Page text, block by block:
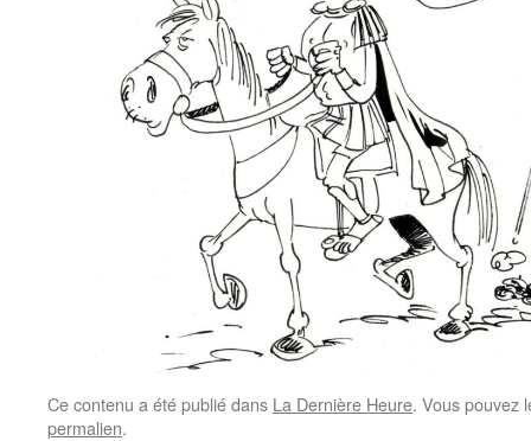
Ce contenu a été publié dans La Dernière Heure. Vous pouvez
permalien.